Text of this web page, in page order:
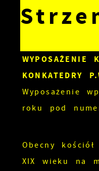
WYPOSAŻENIE
KONKATEDRY
Wyposażenie
roku pod
Obecny
XIX wieku na